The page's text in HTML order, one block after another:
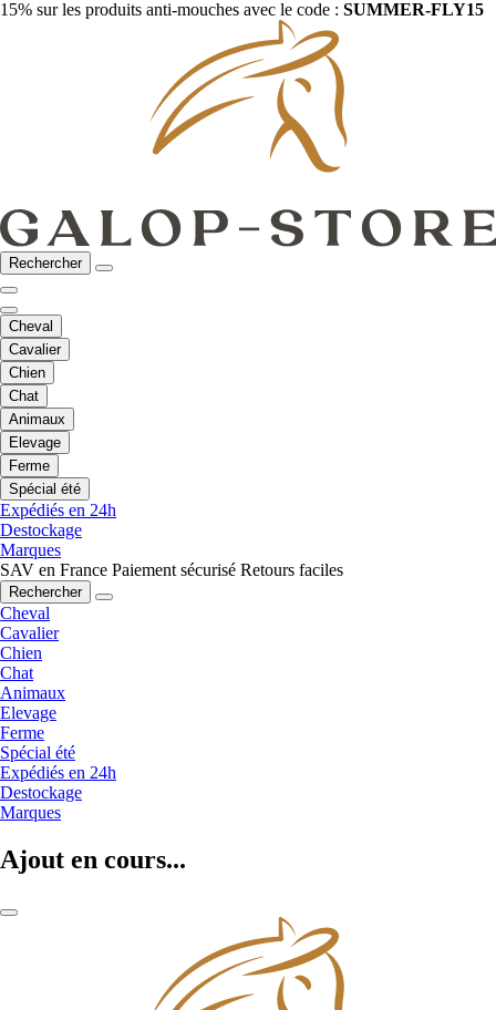
15% sur les produits anti-mouches avec le code : SUMMER-FLY15
Rechercher
Cheval
Cavalier
Chien
Chat
Animaux
Elevage
Ferme
Spécial été
Expédiés en 24h
Destockage
Marques
SAV en France Paiement sécurisé Retours faciles
Rechercher
Cheval
Cavalier
Chien
Chat
Animaux
Elevage
Ferme
Spécial été
Expédiés en 24h
Destockage
Marques
Ajout en cours...